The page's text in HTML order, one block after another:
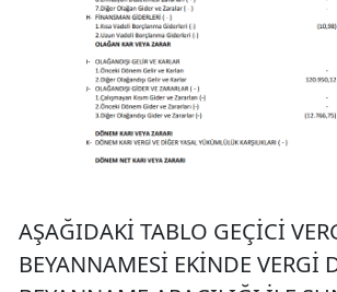
AŞAĞIDAKİ TABLO GEÇİCİ
BEYANNAMESİ EKİNDE VERGİ